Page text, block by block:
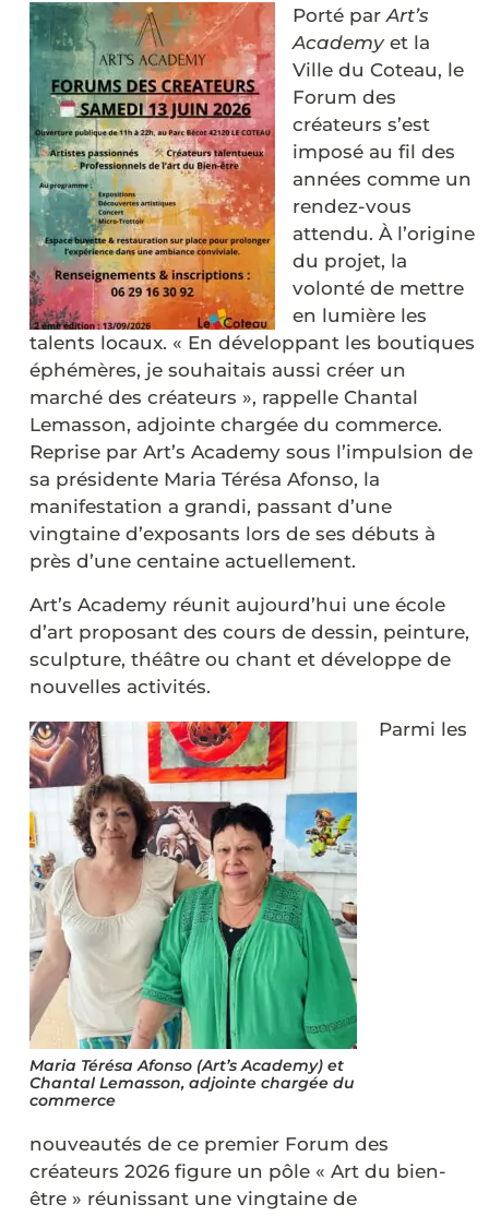
Porté parArt’s
Academyet la
Ville du Coteau, le
Forum des
créateurs s’est
imposé au fil des
années comme un
rendez-vous
attendu. À l’origine
du projet, la
volonté de mettre
en lumière les
talents locaux. « En développant les boutiques
éphémères, je souhaitais aussi créer un
marché des créateurs », rappelle Chantal
Lemasson, adjointe chargée du commerce.
Reprise par Art’s Academy sous l’impulsion de
sa présidente Maria Térésa Afonso, la
manifestation a grandi, passant d’une
vingtaine d’exposants lors de ses débuts à
près d’une centaine actuellement.
Art’s Academy réunit aujourd’hui une école
d’art proposant des cours de dessin, peinture,
sculpture, théâtre ou chant et développe de
nouvelles activités.
Maria Térésa Afonso (Art’s Academy) et
Chantal Lemasson, adjointe chargée du
commerce
Parmi les
nouveautés de ce premier Forum des
créateurs 2026 figure un pôle « Art du bien-
être » réunissant une vingtaine de